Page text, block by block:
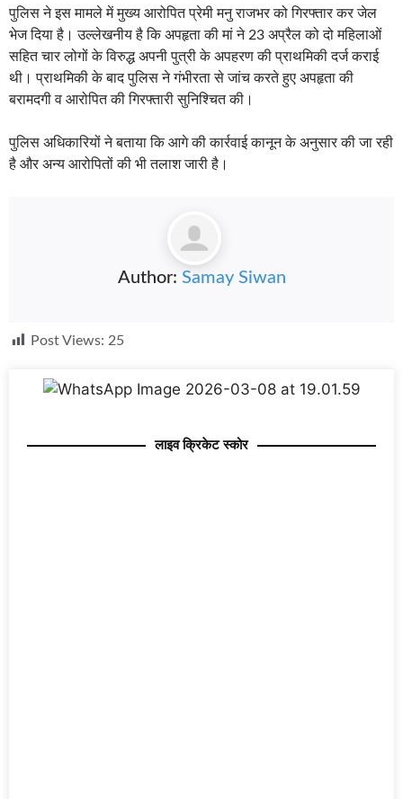
पुलिस ने इस मामले में मुख्य आरोपित प्रेमी मनु राजभर को गिरफ्तार कर जेल
भेज दिया है। उल्लेखनीय है कि अपहृता की मां ने 23 अप्रैल को दो महिलाओं
सहित चार लोगों के विरुद्ध अपनी पुत्री के अपहरण की प्राथमिकी दर्ज कराई
थी। प्राथमिकी के बाद पुलिस ने गंभीरता से जांच करते हुए अपहृता की
बरामदगी व आरोपित की गिरफ्तारी सुनिश्चित की।
पुलिस अधिकारियों ने बताया कि आगे की कार्रवाई कानून के अनुसार की जा रही
है और अन्य आरोपितों की भी तलाश जारी है।
Author: Samay Siwan
Post Views: 25
लाइव क्रिकेट स्कोर